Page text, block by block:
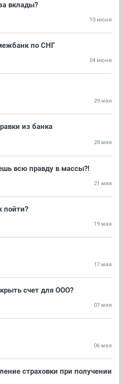
вклады?
10 июня
по СНГ
04 июня
29 мая
из банка
28 мая
всю правду в массы?!
21 мая
пойти?
19 мая
17 мая
счет для ООО?
07 мая
06 мая
страховки при получении